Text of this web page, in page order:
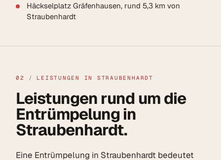
Häckselplatz Gräfenhausen, rund 5,3 km von
Straubenhardt
02 / LEISTUNGEN IN STRAUBENHARDT
Leistungen rund um die
Entrümpelung in
Straubenhardt.
Eine Entrümpelung in Straubenhardt bedeutet